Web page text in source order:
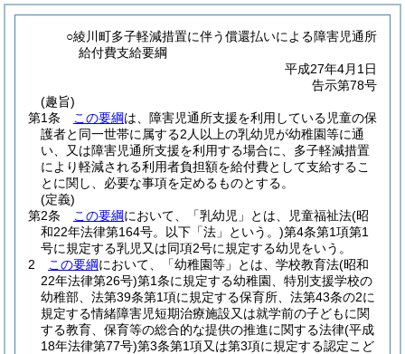
○綾川町多子軽減措置に伴う償還払いによる障害児通所
給付費支給要綱
平成27年4月1日
告示第78号
(趣旨)
第1条
この要綱は、障害児通所支援を利用している児童の保
護者と同一世帯に属する2人以上の乳幼児が幼稚園等に通
い、又は障害児通所支援を利用する場合に、多子軽減措置
により軽減される利用者負担額を給付費として支給するこ
とに関し、必要な事項を定めるものとする。
(定義)
第2条
この要綱において、「乳幼児」とは、児童福祉法(昭
和22年法律第164号。以下「法」という。)第4条第1項第1
号に規定する乳児又は同項2号に規定する幼児をいう。
2
この要綱において、「幼稚園等」とは、学校教育法(昭和
22年法律第26号)第1条に規定する幼稚園、特別支援学校の
幼稚部、法第39条第1項に規定する保育所、法第43条の2に
規定する情緒障害児短期治療施設又は就学前の子どもに関
する教育、保育等の総合的な提供の推進に関する法律(平成
18年法律第77号)第3条第1項又は第3項に規定する認定こど